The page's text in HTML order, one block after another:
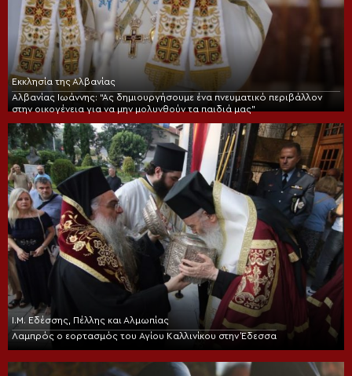
Εκκλησία της Αλβανίας
Αλβανίας Ιωάννης: “Ας δημιουργήσουμε ένα πνευματικό περιβάλλον
στην οικογένεια για να μην μολυνθούν τα παιδιά μας”
Ι.Μ. Εδέσσης, Πέλλης και Αλμωπίας
Λαμπρός ο εορτασμός του Αγίου Καλλινίκου στην Έδεσσα